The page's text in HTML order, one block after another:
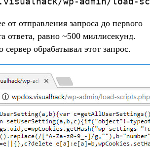
отправления запроса до первого
ответа, равно ~500 миллисекунд.
обрабатывал этот запрос.